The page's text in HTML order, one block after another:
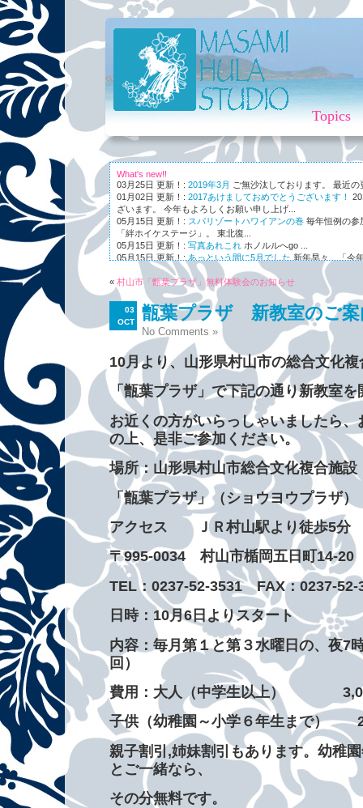
Topics
What's new!!
03月25日 更新！: 2019年3月 ご無沙汰しております。 最近
01月02日 更新！: 2017あけましておめでとうございます！
ざいます。 今年もよろしくお願い申し上げ...
05月15日 更新！: スパリゾートハワイアンの巻 毎年恒例の参
「絆ホイケステージ」。 東北復...
05月15日 更新！: 写真あれこれ ホノルルへgo ...
05月15日 更新！: あっという間に5月でした 新年早々、「今
ながら～～、まさかの5月。 世...
01月03日 更新！:Maunaleo皆様ご存じ、ケアリー・レイシ
オと...
« 村山市「甑葉プラザ」無料体験会のお知らせ
03
OCT
甑葉プラザ 新教室のご案
No Comments »
10月より、山形県村山市の総合文化複
「甑葉プラザ」で下記の通り新教室を
お近くの方がいらっしゃいましたら
の上、是非ご参加ください。
場所： 山形県村山市総合文化複合施設
「甑葉プラザ」（ショウヨウプラザ）
アクセス ＪＲ村山駅より徒歩5分
〒995-0034 村山市楯岡五日町14-20
TEL：0237-52-3531 FAX：0237-52-
日時：10月6日よりスタート
内容：毎月第１と第３水曜日の、
回）
費用：大人（中学生以上）
子供（幼稚園～小学６年生まで）
親子割引,姉妹割引 もあります。幼稚
とご一緒なら、
その分無料です。